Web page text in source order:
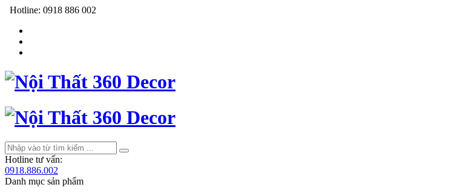
Hotline: 0918 886 002
Hotline tư vấn:
0918.886.002
Danh mục sản phẩm